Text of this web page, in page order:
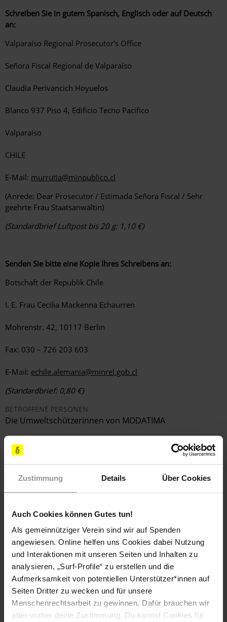
Zustimmung Details Über Cookies
Auch Cookies können Gutes tun!
Als gemeinnütziger Verein sind wir auf Spenden
angewiesen. Online helfen uns Cookies dabei Nutzung
und Interaktionen mit unseren Seiten und Inhalten zu
analysieren, „Surf-Profile“ zu erstellen und die
Aufmerksamkeit von potentiellen Unterstützer*innen auf
Seiten Dritter zu wecken und für unsere
Menschenrechtsarbeit zu gewinnen. Dafür brauchen wir
aber vorher deine Zustimmung. Du kannst Cookies für
Schreiben Sie in gutem Spanisch, Englisch oder auf Deutsch
an:
Valparaíso Regional Prosecutor's Office
Señora Fiscal Regional de Valparaíso
Claudia Perivancich Hoyuelos
Blanco 937 Piso 4, Edificio Tecno Pacifico
Valparaíso
CHILE
E-Mail: murrutia@minpublico.cl
(Anrede: Dear Prosecutor / Estimada Señora Fiscal / Sehr
geehrte Frau Staatsanwältin)
(Standardbrief Luftpost bis 20 g: 1,10 €)
Senden Sie bitte eine Kopie Ihres Schreibens an:
Botschaft der Republik Chile
I. E. Frau Cecilia Mackenna Echaurren
Mohrenstr. 42, 10117 Berlin
Fax: 030 – 726 203 603
E-Mail: echile.alemania@minrel.gob.cl
(Standardbrief: 0,80 €)
BETROFFENE PERSONEN
Die Umweltschützerinnen von MODATIMA
LÄNDER
Chile
Setzt euch für die Umweltschützerinnen ein!
Diese Aktion ist beendet. Hier geht es zu aktuellen
Briefen gegen das Vergessen. Handle sofort!
Appell an